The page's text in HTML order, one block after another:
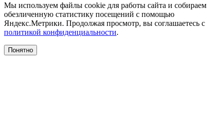
Мы используем файлы cookie для работы сайта и собираем
обезличенную статистику посещений с помощью
Яндекс.Метрики. Продолжая просмотр, вы соглашаетесь с
политикой конфиденциальности.
Понятно